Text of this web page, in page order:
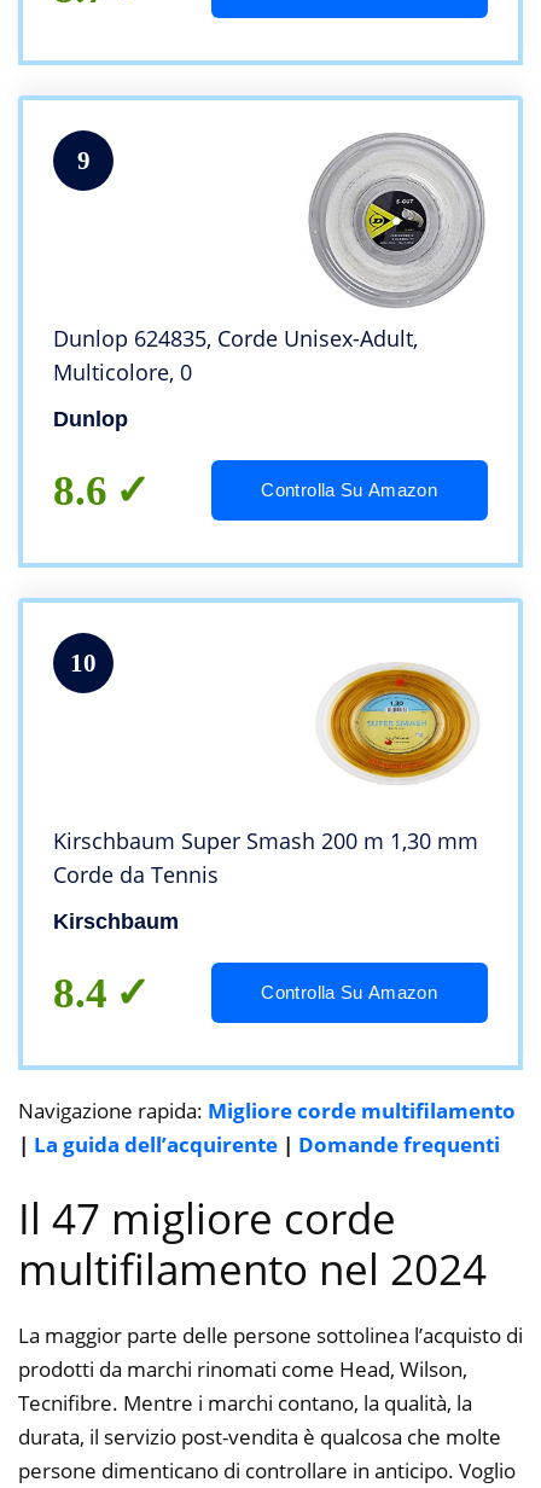
9
Dunlop 624835, Corde Unisex-Adult,
Multicolore, 0
Dunlop
8.6 Controlla Su Amazon
10
Kirschbaum Super Smash 200 m 1,30 mm
Corde da Tennis
Kirschbaum
8.4 Controlla Su Amazon
Navigazione rapida: Migliore corde multifilamento
| La guida dell’acquirente | Domande frequenti
Il 47 migliore corde
multifilamento nel 2024
La maggior parte delle persone sottolinea l’acquisto di
prodotti da marchi rinomati come Head, Wilson,
Tecnifibre. Mentre i marchi contano, la qualità, la
durata, il servizio post-vendita è qualcosa che molte
persone dimenticano di controllare in anticipo. Voglio